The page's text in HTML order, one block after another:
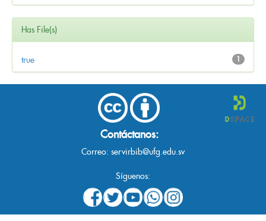
Has File(s)
1
true
Contáctanos:
Correo: servirbib@ufg.edu.sv
Síguenos: